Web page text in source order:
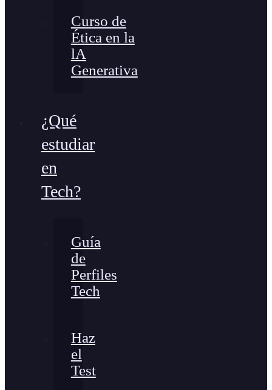
Curso de
Ética en la
lA
Generativa
¿Qué
estudiar
en
Tech?
Guía
de
Perfiles
Tech
Haz
el
Test